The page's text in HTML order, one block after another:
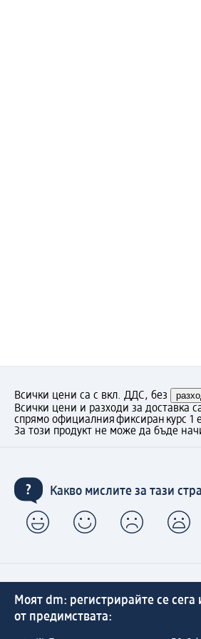
Всички цени са с вкл. ДДС, без
Всички цени и разходи за доставка
спрямо официалния фиксиран курс 1
За този продукт не може да бъде
Какво мислите за тази
Моят dm: регистрирайте се сега
от предимствата: